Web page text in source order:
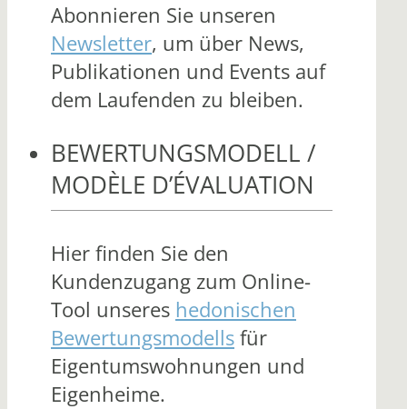
Abonnieren Sie unseren
Newsletter, um über News,
Publikationen und Events auf
dem Laufenden zu bleiben.
BEWERTUNGSMODELL /
MODÈLE D’ÉVALUATION
Hier finden Sie den
Kundenzugang zum Online-
Tool unseres hedonischen
Bewertungsmodellsfür
Eigentumswohnungen und
Eigenheime.